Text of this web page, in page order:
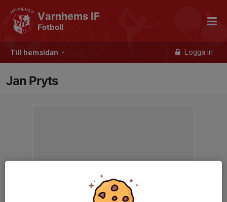
Till hemsidan Logga in
Varnhems IF
Fotboll
Jan Pryts